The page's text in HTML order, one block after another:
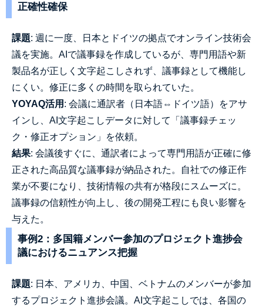
正確性確保
課題: 週に一度、日本とドイツの拠点でオンライン技術会
議を実施。AIで議事録を作成しているが、専門用語や新
製品名が正しく文字起こしされず、議事録として機能し
にくい。修正に多くの時間を取られていた。
YOYAQ活用 : 会議に通訳者（日本語⇔ドイツ語）をアサ
インし、AI文字起こしデータに対して「議事録チェッ
ク・修正オプション」を依頼。
結果: 会議後すぐに、通訳者によって専門用語が正確に修
正された高品質な議事録が納品された。自社での修正作
業が不要になり、技術情報の共有が格段にスムーズに。
議事録の信頼性が向上し、後の開発工程にも良い影響を
与えた。
事例2：多国籍メンバー参加のプロジェクト進捗会
議におけるニュアンス把握
課題: 日本、アメリカ、中国、ベトナムのメンバーが参加
するプロジェクト進捗会議。AI文字起こしでは、各国の